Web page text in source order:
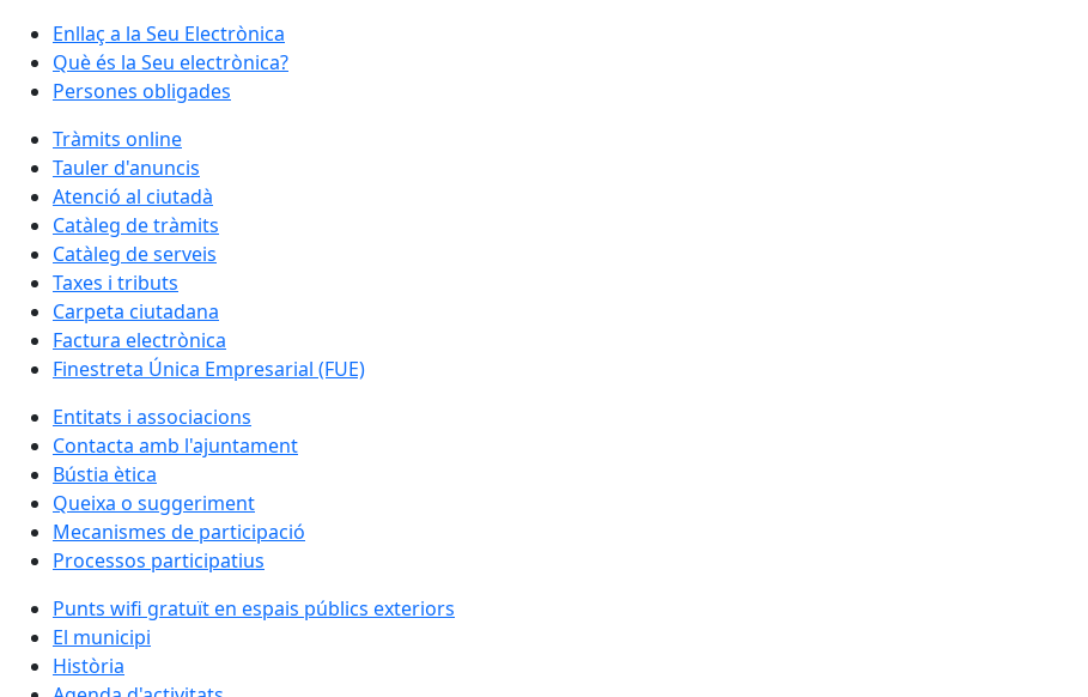
Enllaç a la Seu Electrònica
Què és la Seu electrònica?
Persones obligades
Tràmits online
Tauler d'anuncis
Atenció al ciutadà
Catàleg de tràmits
Catàleg de serveis
Taxes i tributs
Carpeta ciutadana
Factura electrònica
Finestreta Única Empresarial (FUE)
Entitats i associacions
Contacta amb l'ajuntament
Bústia ètica
Queixa o suggeriment
Mecanismes de participació
Processos participatius
Punts wifi gratuït en espais públics exteriors
El municipi
Història